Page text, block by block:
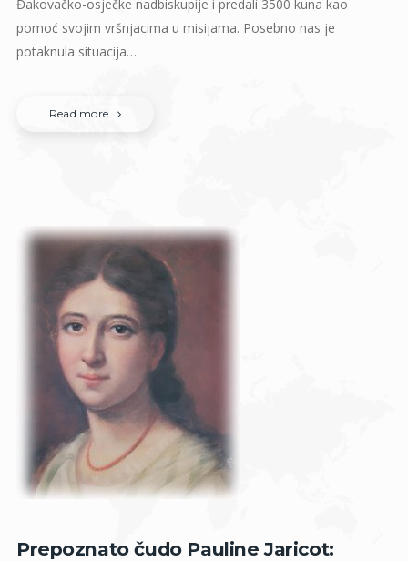
Đakovačko-osječke nadbiskupije i predali 3500 kuna kao
pomoć svojim vršnjacima u misijama. Posebno nas je
potaknula situacija…
Read more
Prepoznato čudo Pauline Jaricot: